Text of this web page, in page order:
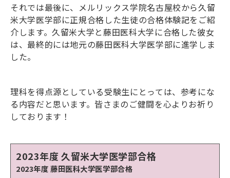
それでは最後に、メルリックス学院名古屋校から久留
米大学医学部に正規合格した生徒の合格体験記をご紹
介します。久留米大学と藤田医科大学に合格した彼女
は、最終的には地元の藤田医科大学医学部に進学しま
した。
理科を得点源としている受験生にとっては、参考にな
る内容だと思います。皆さまのご健闘を心よりお祈り
しております！
2023年度 久留米大学医学部合格
2023年度 藤田医科大学医学部合格